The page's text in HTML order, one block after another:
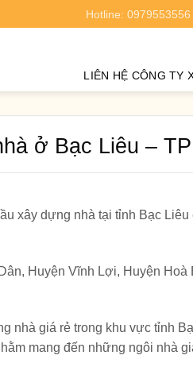
Hotline: 0979553556
LIÊN HỆ CÔNG TY
ở Bạc Liêu –
xây dựng nhà tại tỉnh Bạc
Huyện Vĩnh Lợi, Huyện
nhà giá rẻ trong khu vực tỉnh
mang đến những ngôi nhà
Dự toán chi phí xây